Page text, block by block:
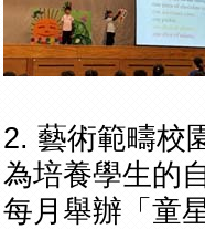
2. 藝術範疇校
為培養學生的
每月舉辦「童